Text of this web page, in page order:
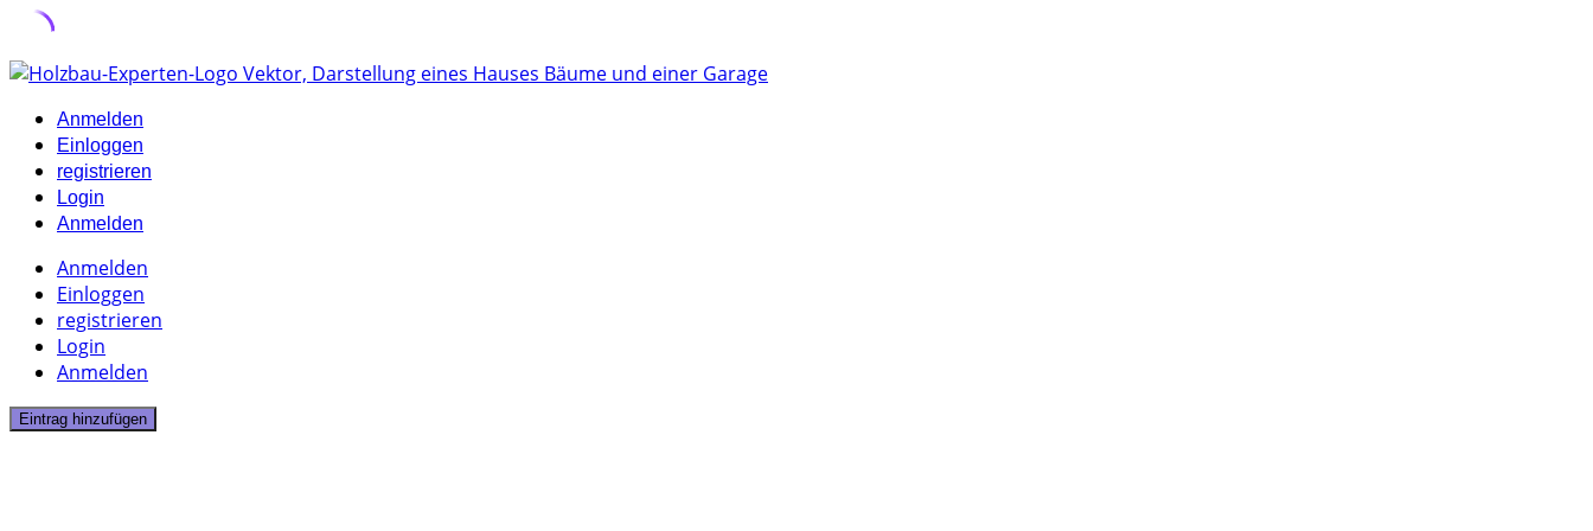
Skip
contentAnmelden
Einloggen
registrieren
Login
Anmelden
Anmelden
Einloggen
registrieren
Login
Anmelden
Eintrag hinzufügen